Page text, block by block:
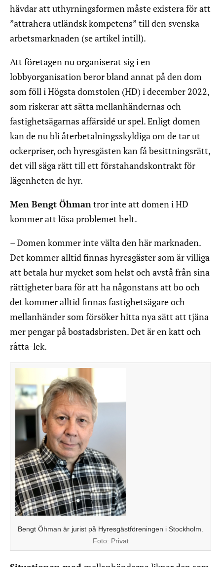
hävdar att uthyrningsformen måste existera för att
”attrahera utländsk kompetens” till den svenska
arbetsmarknaden (se artikel intill).
Att företagen nu organiserat sig i en
lobbyorganisation beror bland annat på den dom
som föll i Högsta domstolen (HD) i december 2022,
som riskerar att sätta mellanhändernas och
fastighetsägarnas affärsidé ur spel. Enligt domen
kan de nu bli återbetalningsskyldiga om de tar ut
ockerpriser, och hyresgästen kan få besittningsrätt,
det vill säga rätt till ett förstahandskontrakt för
lägenheten de hyr.
Men Bengt Öhmantror inte att domen i HD
kommer att lösa problemet helt.
– Domen kommer inte välta den här marknaden.
Det kommer alltid finnas hyresgäster som är villiga
att betala hur mycket som helst och avstå från sina
rättigheter bara för att ha någonstans att bo och
det kommer alltid finnas fastighetsägare och
mellanhänder som försöker hitta nya sätt att tjäna
mer pengar på bostadsbristen. Det är en katt och
råtta-lek.
Bengt Öhman är jurist på Hyresgästföreningen i Stockholm.
Foto: Privat